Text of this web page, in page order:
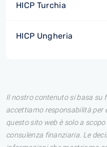
HICP Turchia
HICP Ungheria
Il nostro contenuto si basa su
accettiamo responsabilità per
questo sito web è solo a
consulenza finanziaria. Le